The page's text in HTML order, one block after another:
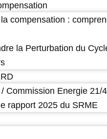
compensation :
la Perturbation du
Commission Energie 21/
rapport 2025 du SRME